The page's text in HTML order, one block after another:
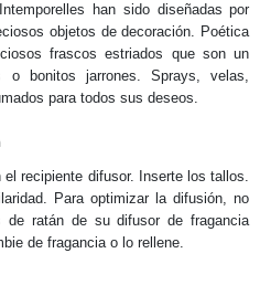
han sido diseñadas por
objetos de decoración. Poética
frascos estriados que son un
o bonitos jarrones. Sprays, velas,
para todos sus deseos.
recipiente difusor. Inserte los tallos.
Para optimizar la difusión, no
ratán de su difusor de fragancia
de fragancia o lo rellene.